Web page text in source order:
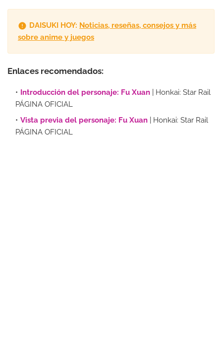
DAISUKI HOY: Noticias, reseñas, consejos y más
sobre anime y juegos
Enlaces recomendados:
Introducción del personaje: Fu Xuan
| Honkai: Star Rail
PÁGINA OFICIAL
Vista previa del personaje: Fu Xuan
| Honkai: Star Rail
PÁGINA OFICIAL